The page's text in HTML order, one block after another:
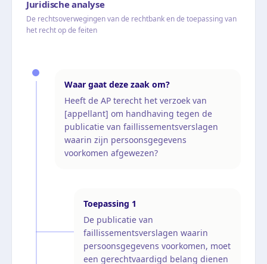
Juridische analyse
De rechtsoverwegingen van de rechtbank en de toepassing van
het recht op de feiten
Waar gaat deze zaak om?
Heeft de AP terecht het verzoek van
[appellant] om handhaving tegen de
publicatie van faillissementsverslagen
waarin zijn persoonsgegevens
voorkomen afgewezen?
Toepassing 1
De publicatie van
faillissementsverslagen waarin
persoonsgegevens voorkomen, moet
een gerechtvaardigd belang dienen